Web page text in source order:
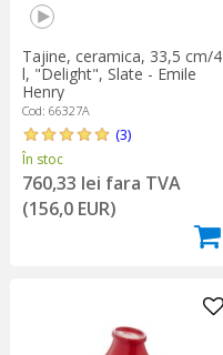
Tajine, ceramica, 33,5 cm/4
l, "Delight", Slate - Emile
Henry
Cod: 66327A
(3)
În stoc
760,33 lei fara TVA
(156,0 EUR)